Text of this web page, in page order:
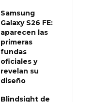
Samsung
Galaxy S26 FE:
aparecen las
primeras
fundas
oficiales y
revelan su
diseño
Blindsight de